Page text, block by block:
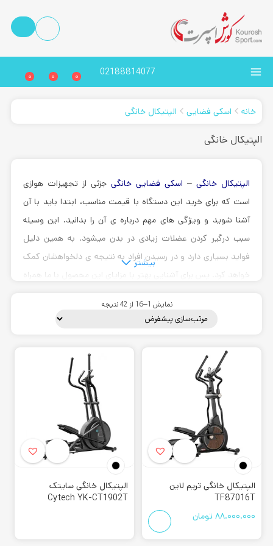
02188814077
0
0
0
خانه اسکی فضایی الپتیکال خانگی
الپتیکال خانگی
الپتیکال خانگی– اسکی فضایی خانگی جزئی از تجهیزات هوازی
است که برای خرید این دستگاه با قیمت مناسب، ابتدا باید با آن
آشنا شوید و ویژگی های مهم درباره ی آن را بدانید. این وسیله
سبب درگیر کردن عضلات زیادی در بدن میشود. به همین دلیل
فواید بسیاری دارد و در رسیدن افراد به نتیجه ی دلخواهشان کمک
خواهد کرد. پس برای آشنایی بهتر با مزایای این محصول با ما همراه
دستگاه الپتیکال خانگی
الپتیکال به زبان انگلیسی است و نام دیگر این محصول در زبان
فارسی “
اسکی فضایی” میباشد. دلیل این نام گذاری نیز به دلیل
دستگاه عملکردی شبیه به سه ورزش دوچرخه سواری، اسکی و دو
میباشد. تمرین بر روی انواع
میزان چربی سوزی، افزایش استقامت و عضله سازی را به همراه
بیشتر
نمایش 1–16 از 42 نتیجه
الپتیکال خانگی تریم لاین
TF87016T
88.000.000 تومان
الپتیکال خانگی سایتک
Cytech YK-CT1902T